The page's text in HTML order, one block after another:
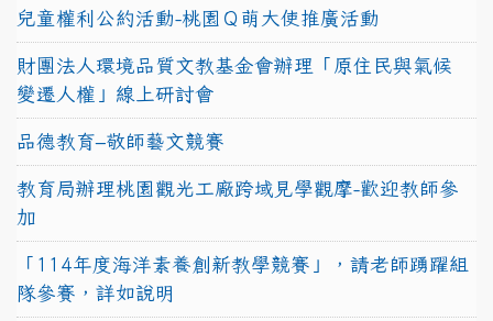
兒童權利公約活動-桃園Ｑ萌大使推廣活動
財團法人環境品質文教基金會辦理「原住民與氣候
變遷人權」線上研討會
品德教育–敬師藝文競賽
教育局辦理桃園觀光工廠跨域見學觀摩-歡迎教師參
加
「114年度海洋素養創新教學競賽」，請老師踴躍組
隊參賽，詳如說明